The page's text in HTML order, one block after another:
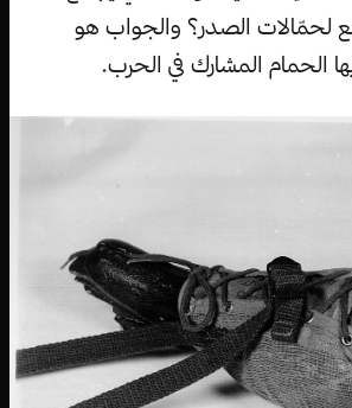
لحمّالات الصدر؟ والجواب هو
الحمام المشارك في الحرب.